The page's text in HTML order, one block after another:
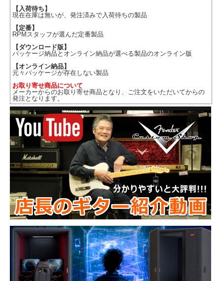
【入荷待ち】
現在在庫は無いが、発注済みで入荷待ちの製品
【定番】
RPMスタッフが選んだ定番製品
【ダウンロード版】
パッケージ納品とオンライン納品が選べる製品のオンライン版
【オンライン納品】
元々パッケージが存在しない製品
お取り寄せ商品について
メーカーからのお取り寄せ商品となり、ご注文をいただいてからの
発注となります。